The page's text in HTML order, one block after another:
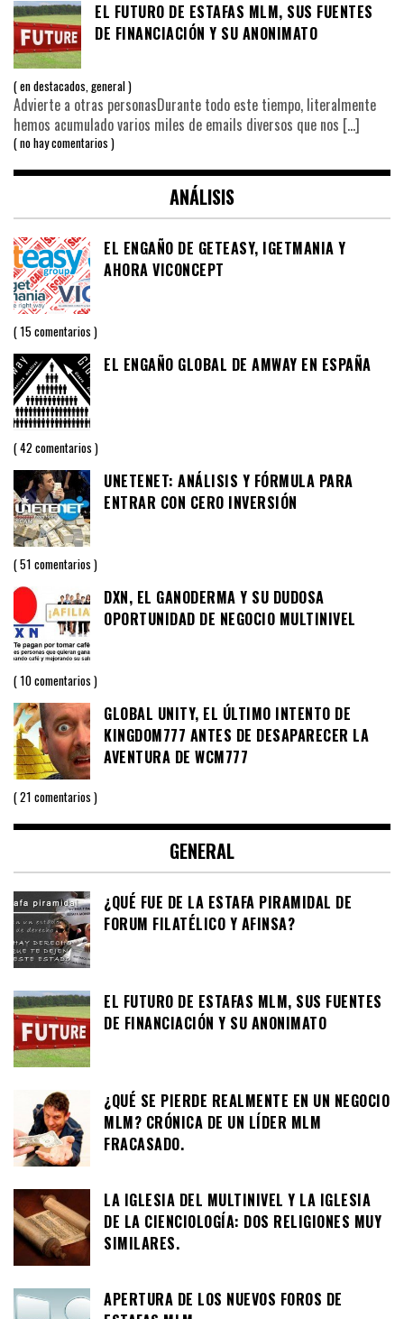
EL FUTURO DE ESTAFAS MLM, SUS FUENTES
DE FINANCIACIÓN Y SU ANONIMATO
endestacados,general
Advierte a otras personasDurante todo este tiempo, literalmente
hemos acumulado varios miles de emails diversos que nos […]
no hay comentarios
ANÁLISIS
EL ENGAÑO DE GETEASY, IGETMANIA Y
AHORA VICONCEPT
15 comentarios
EL ENGAÑO GLOBAL DE AMWAY EN ESPAÑA
42 comentarios
UNETENET: ANÁLISIS Y FÓRMULA PARA
ENTRAR CON CERO INVERSIÓN
51 comentarios
DXN, EL GANODERMA Y SU DUDOSA
OPORTUNIDAD DE NEGOCIO MULTINIVEL
10 comentarios
GLOBAL UNITY, EL ÚLTIMO INTENTO DE
KINGDOM777 ANTES DE DESAPARECER LA
AVENTURA DE WCM777
21 comentarios
GENERAL
¿QUÉ FUE DE LA ESTAFA PIRAMIDAL DE
FORUM FILATÉLICO Y AFINSA?
EL FUTURO DE ESTAFAS MLM, SUS FUENTES
DE FINANCIACIÓN Y SU ANONIMATO
¿QUÉ SE PIERDE REALMENTE EN UN NEGOCIO
MLM? CRÓNICA DE UN LÍDER MLM
FRACASADO.
LA IGLESIA DEL MULTINIVEL Y LA IGLESIA
DE LA CIENCIOLOGÍA: DOS RELIGIONES MUY
SIMILARES.
APERTURA DE LOS NUEVOS FOROS DE